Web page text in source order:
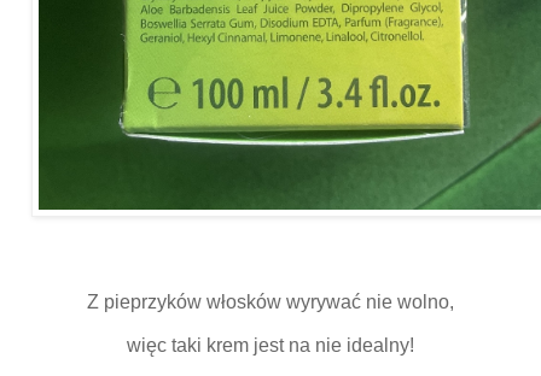
Z pieprzyków włosków wyrywać nie wolno,
więc taki krem jest na nie idealny!